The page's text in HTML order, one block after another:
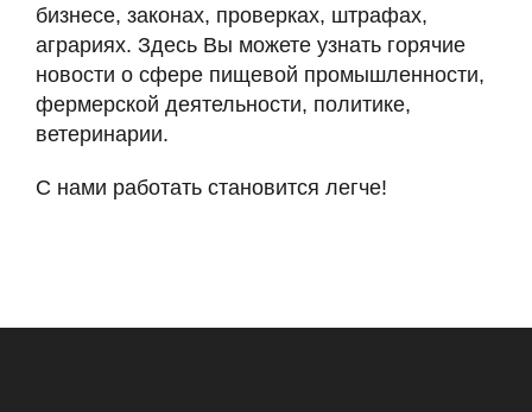
бизнесе, законах, проверках, штрафах,
аграриях. Здесь Вы можете узнать горячие
новости о сфере пищевой промышленности,
фермерской деятельности, политике,
ветеринарии.
С нами работать становится легче!